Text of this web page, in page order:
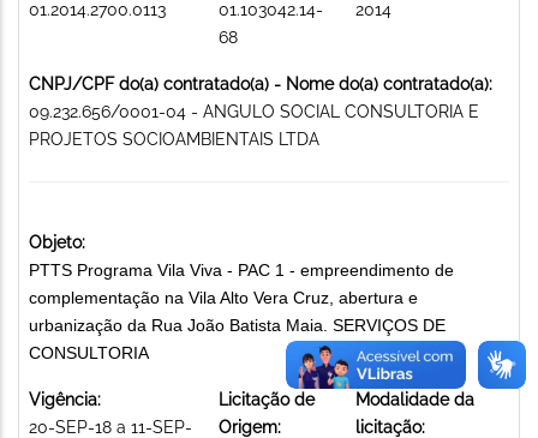
01.2014.2700.0113
01.103042.14-
68
2014
CNPJ/CPF do(a) contratado(a) - Nome do(a) contratado(a):
09.232.656/0001-04 - ANGULO SOCIAL CONSULTORIA E
PROJETOS SOCIOAMBIENTAIS LTDA
Objeto:
PTTS Programa Vila Viva - PAC 1 - empreendimento de
complementação na Vila Alto Vera Cruz, abertura e
urbanização da Rua João Batista Maia. SERVIÇOS DE
CONSULTORIA
Vigência:
20-SEP-18 a 11-SEP-
Licitação de
Origem:
Modalidade da
licitação: